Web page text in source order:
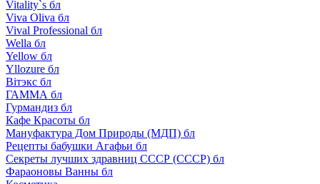
Vitality`s бл
Viva Oliva бл
Vival Professional бл
Wella бл
Yellow бл
Yllozure бл
Вiтэкс бл
ГАММА бл
Гурмандиз бл
Кафе Красоты бл
Мануфактура Дом Природы (МДП) бл
Рецепты бабушки Агафьи бл
Секреты лучших здравниц СССР (СССР) бл
Фараоновы Ванны бл